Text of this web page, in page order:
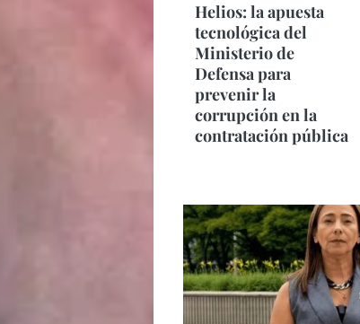
Helios: la apuesta
tecnológica del
Ministerio de
Defensa para
prevenir la
corrupción en la
contratación pública